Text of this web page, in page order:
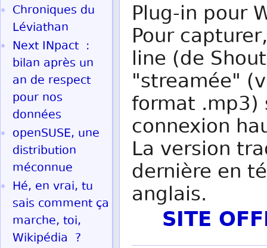
Plug-in pour
Pour
line (de
"streamée"
format .mp3)
connexion
La version
dernière en
anglais.
SITE
Chroniques du
Léviathan
Next INpact :
bilan après un
an de respect
pour nos
données
openSUSE, une
distribution
méconnue
Hé, en vrai, tu
sais comment ça
marche, toi,
Wikipédia ?